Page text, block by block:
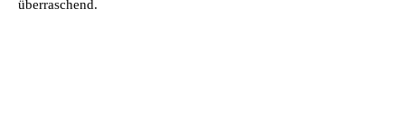
überraschend.